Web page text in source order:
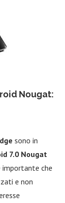
Nougat:
sono in
7.0 Nougat
importante che
e non